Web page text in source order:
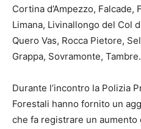
Cortina d’Ampezzo, Falcade,
Limana, Livinallongo del Col
Quero Vas, Rocca Pietore,
Grappa, Sovramonte, Tambre.
Durante l’incontro la Polizia
Forestali hanno fornito un
che fa registrare un